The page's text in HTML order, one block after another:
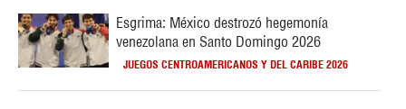
Esgrima: México destrozó hegemonía
venezolana en Santo Domingo 2026
JUEGOS CENTROAMERICANOS Y DEL CARIBE 2026